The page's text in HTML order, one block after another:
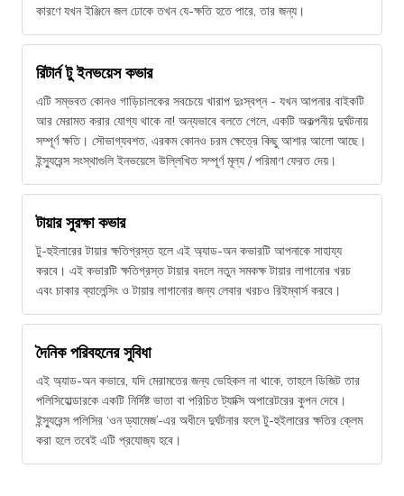
কারণে যখন ইঞ্জিনে জল ঢোকে তখন যে-ক্ষতি হতে পারে, তার জন্য।
রিটার্ন টু ইনভয়েস কভার
এটি সম্ভবত কোনও গাড়িচালকের সবচেয়ে খারাপ দুঃস্বপ্ন - যখন আপনার বাইকটি
আর মেরামত করার যোগ্য থাকে না! অন্যভাবে বলতে গেলে, একটি অকল্পনীয় দুর্ঘটনায়
সম্পূর্ণ ক্ষতি। সৌভাগ্যবশত, এরকম কোনও চরম ক্ষেত্রে কিছু আশার আলো আছে।
ইন্স্যুরেন্স সংস্থাগুলি ইনভয়েসে উল্লিখিত সম্পূর্ণ মূল্য / পরিমাণ ফেরত দেয়।
টায়ার সুরক্ষা কভার
টু-হুইলারের টায়ার ক্ষতিগ্রস্ত হলে এই অ্যাড-অন কভারটি আপনাকে সাহায্য
করবে। এই কভারটি ক্ষতিগ্রস্ত টায়ার বদলে নতুন সমকক্ষ টায়ার লাগানোর খরচ
এবং চাকার ব্যালেন্সিং ও টায়ার লাগানোর জন্য লেবার খরচও রিইম্বার্স করবে।
দৈনিক পরিবহনের সুবিধা
এই অ্যাড-অন কভারে, যদি মেরামতের জন্য ভেহিকল না থাকে, তাহলে ডিজিট তার
পলিসিহোল্ডারকে একটি নির্দিষ্ট ভাতা বা পরিচিত ট্যাক্সি অপারেটরের কুপন দেবে।
ইন্স্যুরেন্স পলিসির ‘ওন ড্যামেজ’-এর অধীনে দুর্ঘটনার ফলে টু-হুইলারের ক্ষতির ক্লেম
করা হলে তবেই এটি প্রযোজ্য হবে।